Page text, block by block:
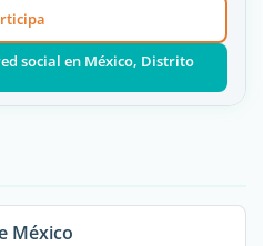
social en México, Distrito
México